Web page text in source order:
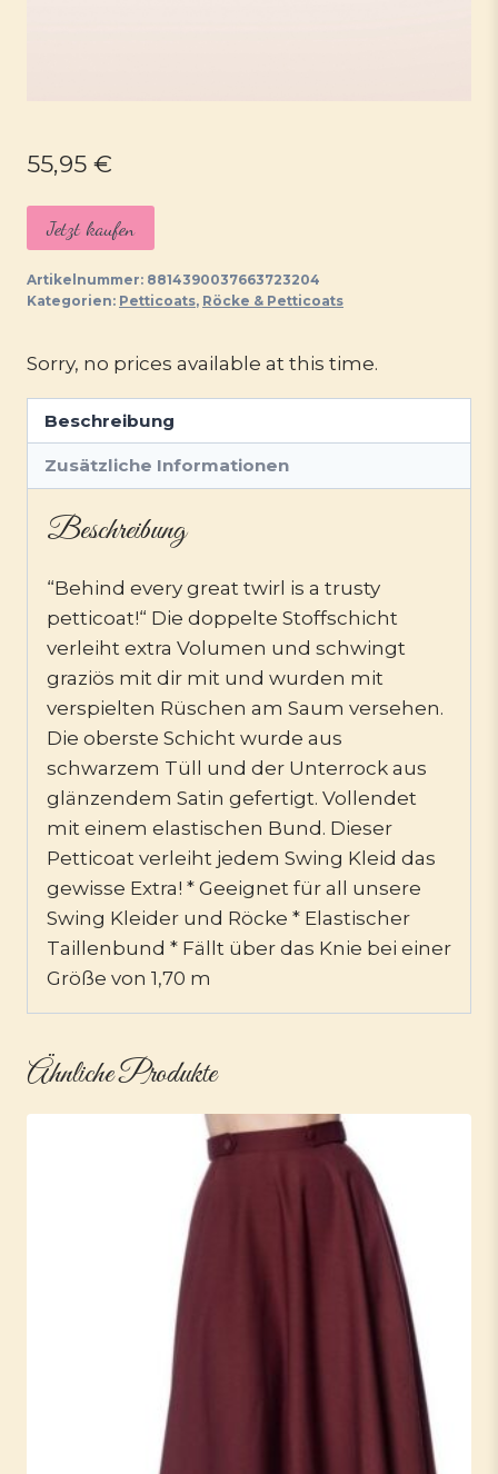
55,95 €
Jetzt kaufen
Artikelnummer: 8814390037663723204
Kategorien: Petticoats, Röcke & Petticoats
Sorry, no prices available at this time.
Beschreibung
Zusätzliche Informationen
Beschreibung
“Behind every great twirl is a trusty
petticoat!“ Die doppelte Stoffschicht
verleiht extra Volumen und schwingt
graziös mit dir mit und wurden mit
verspielten Rüschen am Saum versehen.
Die oberste Schicht wurde aus
schwarzem Tüll und der Unterrock aus
glänzendem Satin gefertigt. Vollendet
mit einem elastischen Bund. Dieser
Petticoat verleiht jedem Swing Kleid das
gewisse Extra! * Geeignet für all unsere
Swing Kleider und Röcke * Elastischer
Taillenbund * Fällt über das Knie bei einer
Größe von 1,70 m
Ähnliche Produkte